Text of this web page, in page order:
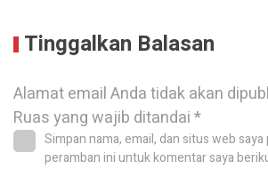
Tinggalkan Balasan
Alamat email Anda tidak akan
Ruas yang wajib ditandai*
Simpan nama, email, dan situs web saya
peramban ini untuk komentar saya